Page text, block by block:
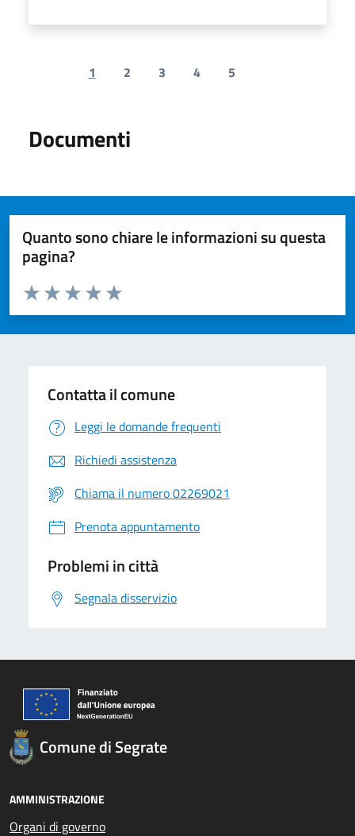
Previous page
1 2 3 4 5
Documenti
Quanto sono chiare le informazioni su questa
pagina?
Valuta da 1 a 5 stelle la pagina
Valuta 5 stelle su 5
Valuta 4 stelle su 5
Valuta 3 stelle su 5
Valuta 2 stelle su 5
Valuta 1 stelle su 5
Contatta il comune
Leggi le domande frequenti
Richiedi assistenza
Chiama il numero 02269021
Prenota appuntamento
Problemi in città
Segnala disservizio
Comune di Segrate
AMMINISTRAZIONE
Organi di governo